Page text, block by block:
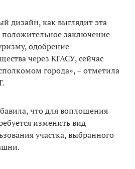
дизайн, как выглядит эта
заключение
одобрение
через КГАСУ, сейчас
города», – отметила
что для воплощения
изменить вид
участка, выбранного